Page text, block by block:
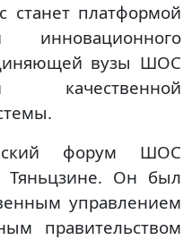
станет платформой
вузы ШОС
форум ШОС
Он был
управлением
правительством